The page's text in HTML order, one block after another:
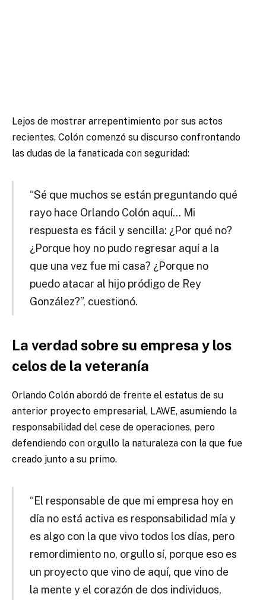
Lejos de mostrar arrepentimiento por sus actos
recientes, Colón comenzó su discurso confrontando
las dudas de la fanaticada con seguridad:
“Sé que muchos se están preguntando qué
rayo hace Orlando Colón aquí… Mi
respuesta es fácil y sencilla: ¿Por qué no?
¿Porque hoy no pudo regresar aquí a la
que una vez fue mi casa? ¿Porque no
puedo atacar al hijo pródigo de Rey
González?”, cuestionó.
La verdad sobre su empresa y los
celos de la veteranía
Orlando Colón abordó de frente el estatus de su
anterior proyecto empresarial, LAWE, asumiendo la
responsabilidad del cese de operaciones, pero
defendiendo con orgullo la naturaleza con la que fue
creado junto a su primo.
“El responsable de que mi empresa hoy en
día no está activa es responsabilidad mía y
es algo con la que vivo todos los días, pero
remordimiento no, orgullo sí, porque eso es
un proyecto que vino de aquí, que vino de
la mente y el corazón de dos individuos,